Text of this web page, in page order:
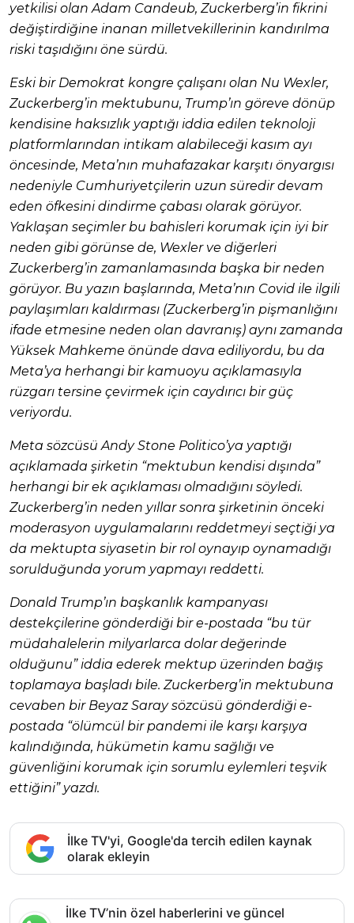
yetkilisi olan Adam Candeub, Zuckerberg’in fikrini
değiştirdiğine inanan milletvekillerinin kandırılma
riski taşıdığını öne sürdü.
Eski bir Demokrat kongre çalışanı olan Nu Wexler,
Zuckerberg’in mektubunu, Trump’ın göreve dönüp
kendisine haksızlık yaptığı iddia edilen teknoloji
platformlarından intikam alabileceği kasım ayı
öncesinde, Meta’nın muhafazakar karşıtı önyargısı
nedeniyle Cumhuriyetçilerin uzun süredir devam
eden öfkesini dindirme çabası olarak görüyor.
Yaklaşan seçimler bu bahisleri korumak için iyi bir
neden gibi görünse de, Wexler ve diğerleri
Zuckerberg’in zamanlamasında başka bir neden
görüyor. Bu yazın başlarında, Meta’nın Covid ile ilgili
paylaşımları kaldırması (Zuckerberg’in pişmanlığını
ifade etmesine neden olan davranış) aynı zamanda
Yüksek Mahkeme önünde dava ediliyordu, bu da
Meta’ya herhangi bir kamuoyu açıklamasıyla
rüzgarı tersine çevirmek için caydırıcı bir güç
veriyordu.
Meta sözcüsü Andy Stone Politico’ya yaptığı
açıklamada şirketin “mektubun kendisi dışında”
herhangi bir ek açıklaması olmadığını söyledi.
Zuckerberg’in neden yıllar sonra şirketinin önceki
moderasyon uygulamalarını reddetmeyi seçtiği ya
da mektupta siyasetin bir rol oynayıp oynamadığı
sorulduğunda yorum yapmayı reddetti.
Donald Trump’ın başkanlık kampanyası
destekçilerine gönderdiği bir e-postada “bu tür
müdahalelerin milyarlarca dolar değerinde
olduğunu” iddia ederek mektup üzerinden bağış
toplamaya başladı bile. Zuckerberg’in mektubuna
cevaben bir Beyaz Saray sözcüsü gönderdiği e-
postada “ölümcül bir pandemi ile karşı karşıya
kalındığında, hükümetin kamu sağlığı ve
güvenliğini korumak için sorumlu eylemleri teşvik
ettiğini” yazdı.
İlke TV'yi, Google'da tercih edilen kaynak
olarak ekleyin
İlke TV’nin özel haberlerini ve güncel